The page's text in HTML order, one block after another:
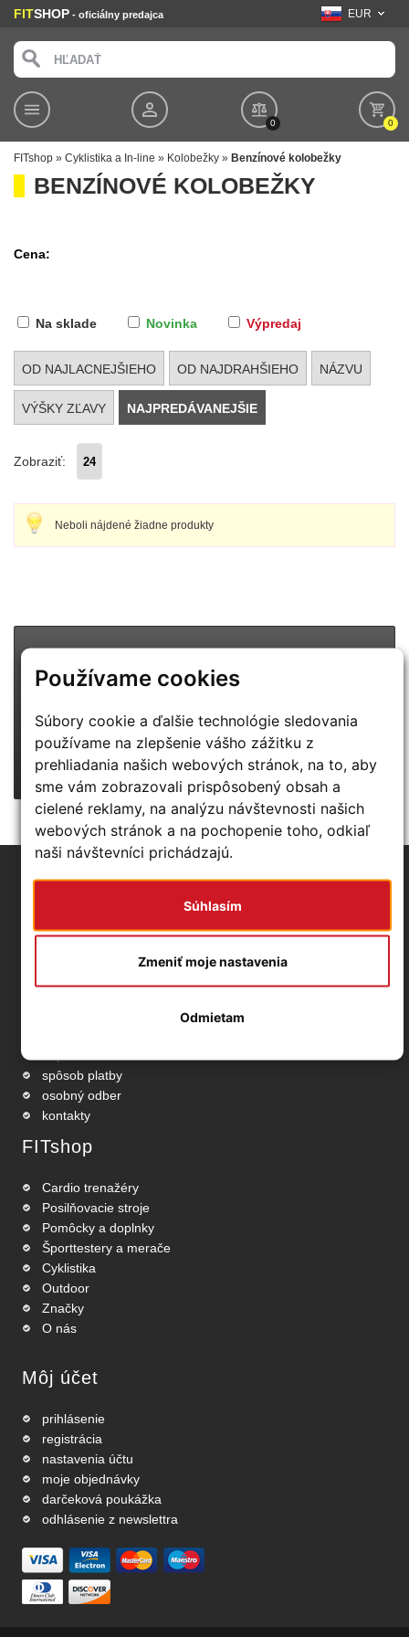
Používame cookies
Súbory cookie a ďalšie technológie sledovania
používame na zlepšenie vášho zážitku z
prehliadania našich webových stránok, na to, aby
sme vám zobrazovali prispôsobený obsah a
cielené reklamy, na analýzu návštevnosti našich
webových stránok a na pochopenie toho, odkiaľ
naši návštevníci prichádzajú.
Súhlasím
Odmietam
Zmeniť moje nastavenia
FITSHOP - oficiálny predajca EUR
0 0
FITshop » Cyklistika a In-line » Kolobežky » Benzínové kolobežky
BENZÍNOVÉ KOLOBEŽKY
Cena:
Na sklade Novinka Výpredaj
OD NAJLACNEJŠIEHO OD NAJDRAHŠIEHO NÁZVU
VÝŠKY ZĽAVY NAJPREDÁVANEJŠIE
Zobraziť:
Neboli nájdené žiadne produkty
CENOVÉ BOMBY :-)
CHCEM VIAC INFO
obchodné podmienky
ochrana osobných údajov
spôsob platby
osobný odber
kontakty
FITshop
Cardio trenažéry
Posilňovacie stroje
Pomôcky a doplnky
Športtestery a merače
Cyklistika
Outdoor
Značky
O nás
Môj účet
prihlásenie
registrácia
nastavenia účtu
moje objednávky
darčeková poukážka
odhlásenie z newslettra